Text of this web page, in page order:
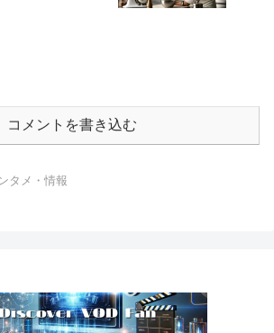
コメントを書き込む
タメ・情報